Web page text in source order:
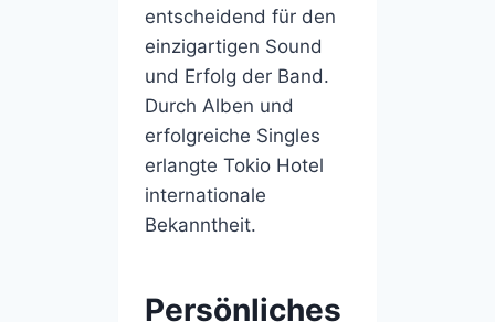
entscheidend für den
einzigartigen Sound
und Erfolg der Band.
Durch Alben und
erfolgreiche Singles
erlangte Tokio Hotel
internationale
Bekanntheit.
Persönliches